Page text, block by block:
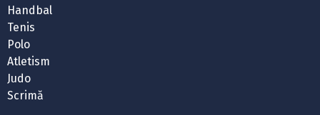
Handbal
Tenis
Polo
Atletism
Judo
Scrimă